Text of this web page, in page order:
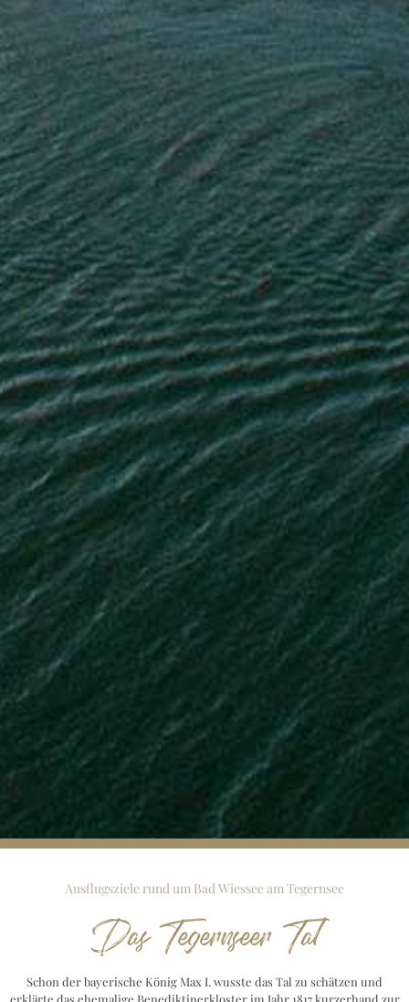
Ausflugsziele rund um Bad Wiessee am Tegernsee
Das Tegernseer Tal
Schon der bayerische König Max I. wusste das Tal zu schätzen und
erklärte das ehemalige Benediktinerkloster im Jahr 1817 kurzerhand zur